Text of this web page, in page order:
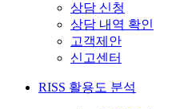
상담 신청
상담 내역 확인
고객제안
신고센터
RISS 활용도 분석